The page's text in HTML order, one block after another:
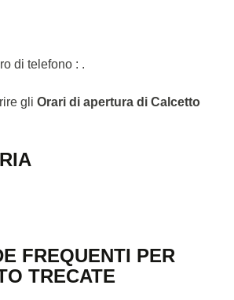
di telefono : .
gli Orari di apertura di Calcetto
FREQUENTI PER
TRECATE